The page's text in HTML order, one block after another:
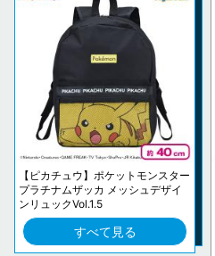
【ピカチュウ】ポケットモンスター
プラチナムザッカ メッシュデザイ
ンリュックVol.1.5
すべて見る